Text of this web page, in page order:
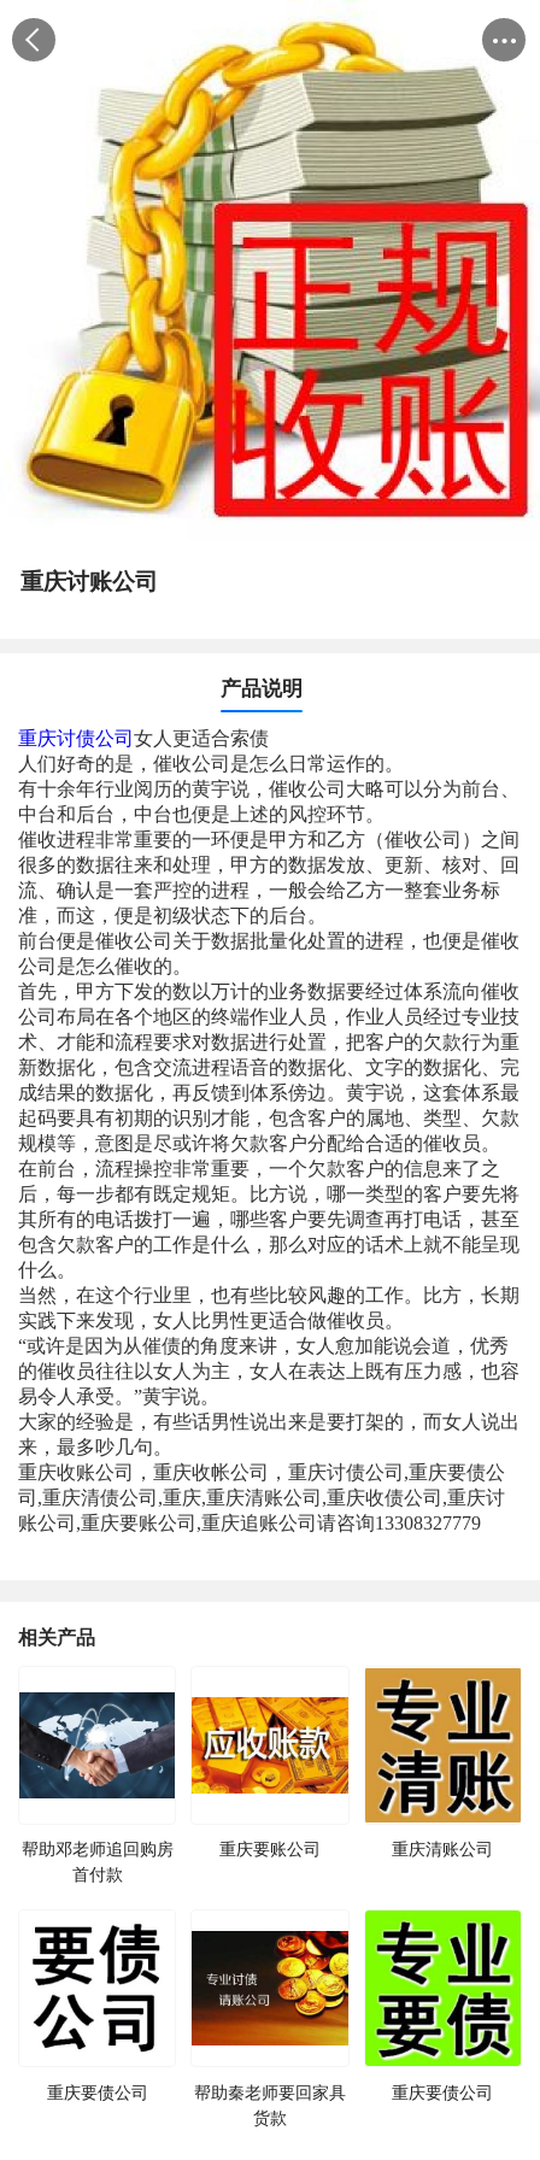
重庆讨账公司
产品说明
重庆讨债公司 女人更适合索债
人们好奇的是，催收公司是怎么日常运作的。
有十余年行业阅历的黄宇说，催收公司大略可以分为前台、
中台和后台，中台也便是上述的风控环节。
催收进程非常重要的一环便是甲方和乙方（催收公司）之间
很多的数据往来和处理，甲方的数据发放、更新、核对、回
流、确认是一套严控的进程，一般会给乙方一整套业务标
准，而这，便是初级状态下的后台。
前台便是催收公司关于数据批量化处置的进程，也便是催收
公司是怎么催收的。
首先，甲方下发的数以万计的业务数据要经过体系流向催收
公司布局在各个地区的终端作业人员，作业人员经过专业技
术、才能和流程要求对数据进行处置，把客户的欠款行为重
新数据化，包含交流进程语音的数据化、文字的数据化、完
成结果的数据化，再反馈到体系傍边。黄宇说，这套体系最
起码要具有初期的识别才能，包含客户的属地、类型、欠款
规模等，意图是尽或许将欠款客户分配给合适的催收员。
在前台，流程操控非常重要，一个欠款客户的信息来了之
后，每一步都有既定规矩。比方说，哪一类型的客户要先将
其所有的电话拨打一遍，哪些客户要先调查再打电话，甚至
包含欠款客户的工作是什么，那么对应的话术上就不能呈现
什么。
当然，在这个行业里，也有些比较风趣的工作。比方，长期
实践下来发现，女人比男性更适合做催收员。
“或许是因为从催债的角度来讲，女人愈加能说会道，优秀
的催收员往往以女人为主，女人在表达上既有压力感，也容
易令人承受。”黄宇说。
大家的经验是，有些话男性说出来是要打架的，而女人说出
来，最多吵几句。
重庆收账公司，重庆收帐公司，重庆讨债公司,重庆要债公
司,重庆清债公司,重庆,重庆清账公司,重庆收债公司,重庆讨
账公司,重庆要账公司,重庆追账公司请咨询13308327779
相关产品
帮助邓老师追回购房
首付款
重庆要账公司 重庆清账公司
重庆要债公司
帮助秦老师要回家具
货款
重庆要债公司